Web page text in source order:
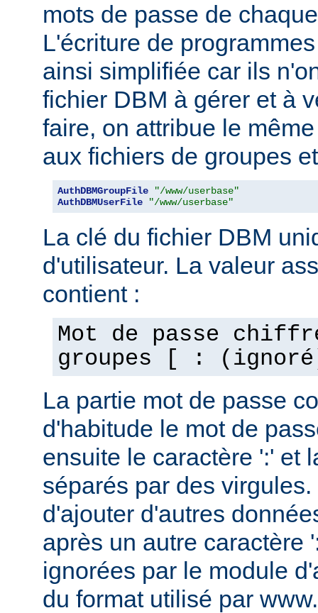
mots de passe de
L'écriture de
ainsi simplifiée car ils
fichier DBM à gérer et à
faire, on attribue le
aux fichiers de groupes
AuthDBMGroupFile
"/www/userbase"
AuthDBMUserFile
"/www/userbase"
La clé du fichier DBM
d'utilisateur. La valeur
contient :
Mot de passe
groupes [ :
La partie mot de passe
d'habitude le mot de
ensuite le caractère ':' et
séparés par des
d'ajouter d'autres
après un autre caractère
ignorées par le module
du format utilisé par